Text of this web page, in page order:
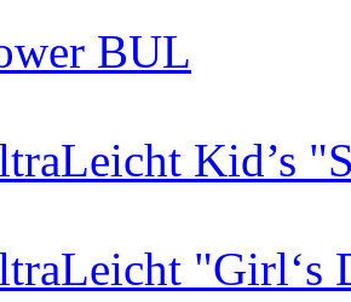
BUL
Kid’s
"Girl‘s